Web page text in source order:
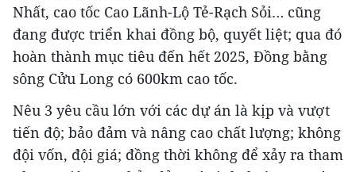
Nhất, cao tốc Cao Lãnh-Lộ Tẻ-Rạch Sỏi… cũng
đang được triển khai đồng bộ, quyết liệt; qua đó
hoàn thành mục tiêu đến hết 2025, Đồng bằng
sông Cửu Long có 600km cao tốc.
Nêu 3 yêu cầu lớn với các dự án là kịp và vượt
tiến độ; bảo đảm và nâng cao chất lượng; không
đội vốn, đội giá; đồng thời không để xảy ra tham